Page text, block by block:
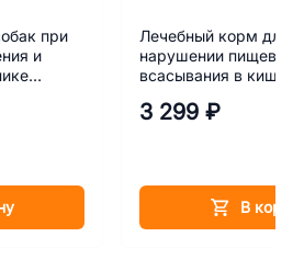
при
и
Лечебный корм для
нарушении
всасывания в
Farmina Vet Life
3 299 ₽
В